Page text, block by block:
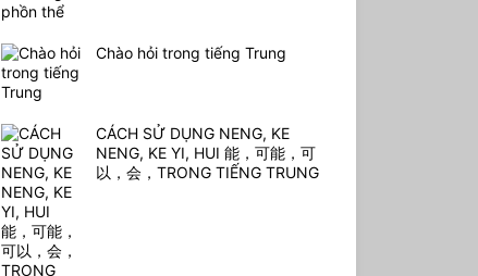
Chào hỏi trong tiếng Trung
CÁCH SỬ DỤNG NENG, KE
NENG, KE YI, HUI 能，可能，可
以，会，TRONG TIẾNG TRUNG